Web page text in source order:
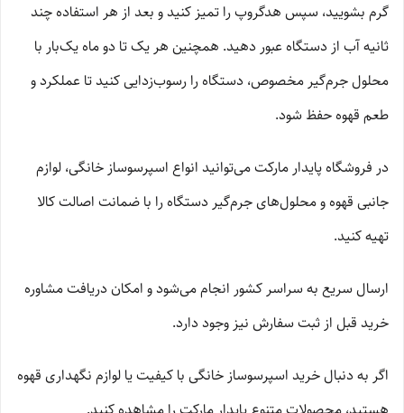
گرم بشویید، سپس هدگروپ را تمیز کنید و بعد از هر استفاده چند
ثانیه آب از دستگاه عبور دهید. همچنین هر یک تا دو ماه یک‌بار با
محلول جرم‌گیر مخصوص، دستگاه را رسوب‌زدایی کنید تا عملکرد و
طعم قهوه حفظ شود.
در فروشگاه پایدار مارکت می‌توانید انواع اسپرسوساز خانگی، لوازم
جانبی قهوه و محلول‌های جرم‌گیر دستگاه را با ضمانت اصالت کالا
تهیه کنید.
ارسال سریع به سراسر کشور انجام می‌شود و امکان دریافت مشاوره
خرید قبل از ثبت سفارش نیز وجود دارد.
اگر به دنبال خرید اسپرسوساز خانگی با کیفیت یا لوازم نگهداری قهوه